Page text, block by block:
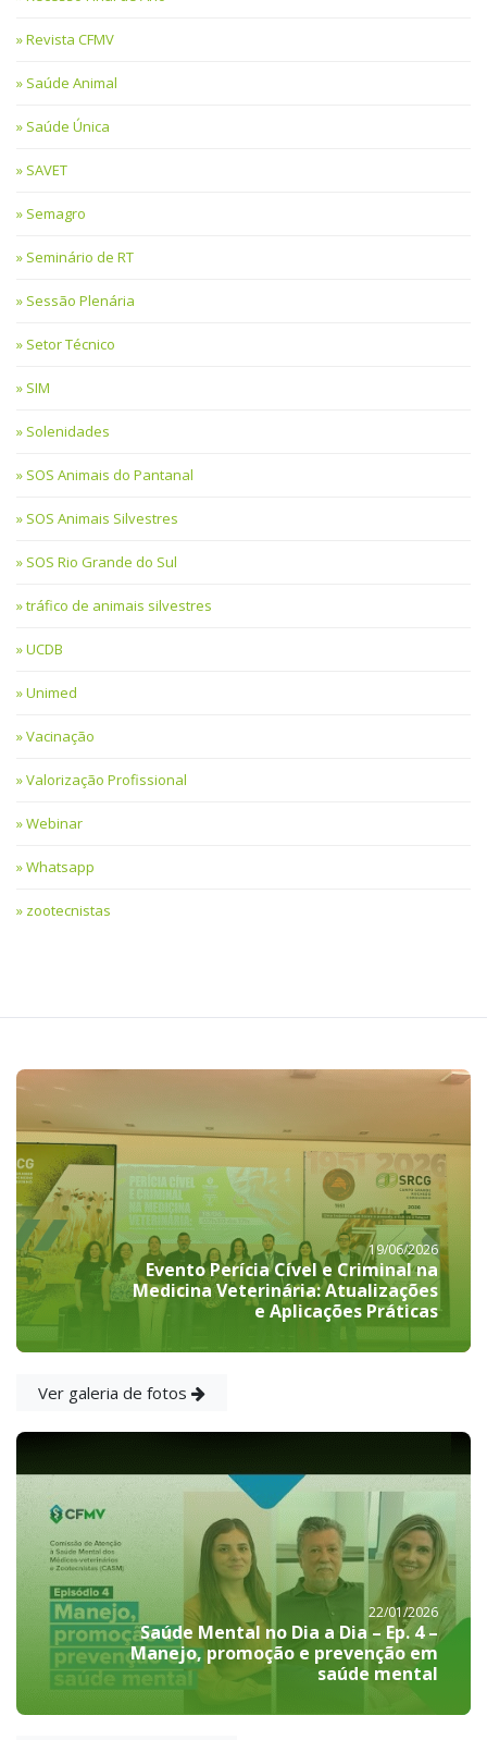
Revista CFMV
Saúde Animal
Saúde Única
SAVET
Semagro
Seminário de RT
Sessão Plenária
Setor Técnico
SIM
Solenidades
SOS Animais do Pantanal
SOS Animais Silvestres
SOS Rio Grande do Sul
tráfico de animais silvestres
UCDB
Unimed
Vacinação
Valorização Profissional
Webinar
Whatsapp
zootecnistas
19/06/2026
Evento Perícia Cível e Criminal na
Medicina Veterinária: Atualizações
e Aplicações Práticas
Ver galeria de fotos
22/01/2026
Saúde Mental no Dia a Dia – Ep. 4 –
Manejo, promoção e prevenção em
saúde mental